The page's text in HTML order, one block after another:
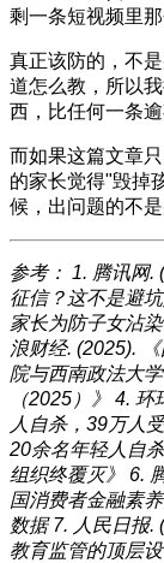
剩一条短视频里
真正该防的，不
道怎么教，所以
西，比任何一条
而如果这篇文章
的家长觉得"毁掉
候，出问题的不是
参考： 1. 腾讯网.
征信？这不是避坑
家长为防子女沾
浪财经. (2025).
院与西南政法大
（2025）》
4. 环
人自杀，39万人受
20余名年轻人自
组织终覆灭》
6.
国消费者金融素
数据 7. 人民日报.
教育监管的顶层